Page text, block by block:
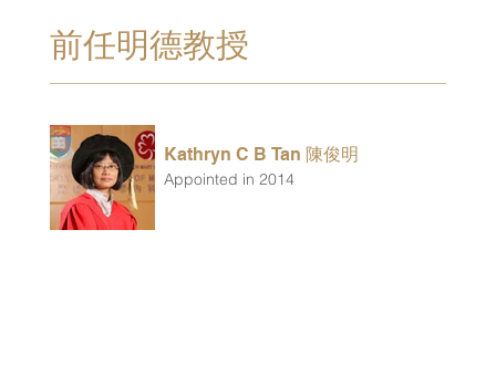
Kathryn C B Tan 陳俊明
Appointed in 2014
前任明德教授